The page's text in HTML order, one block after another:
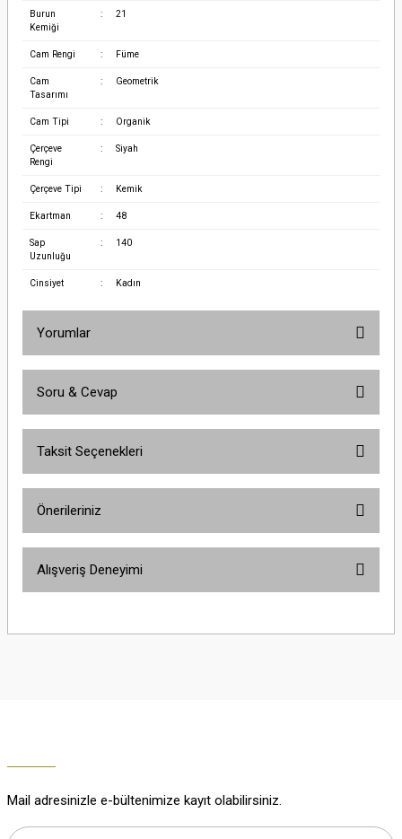
Burun
Kemiği
: 21
Cam Rengi : Füme
Cam
Tasarımı
: Geometrik
Cam Tipi : Organik
Çerçeve
Rengi
: Siyah
Çerçeve Tipi : Kemik
Ekartman : 48
Sap
Uzunluğu
: 140
Cinsiyet : Kadın
Yorumlar
Soru & Cevap
Taksit Seçenekleri
Önerileriniz
yetersiz gördüğünüz noktaları öneri formunu kullanarak tarafımıza
Alışveriş Deneyimi
Mail adresinizle e-bültenimize kayıt olabilirsiniz.